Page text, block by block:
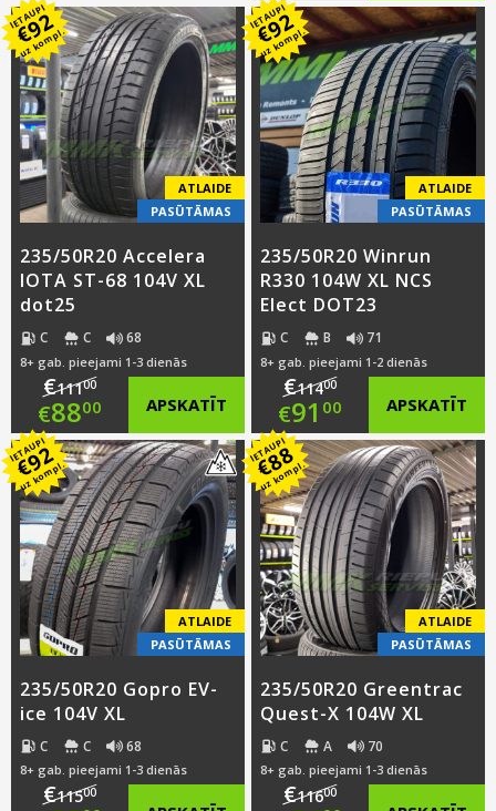
was:
€110.00.
price
is:
€87.00.
price
was:
€111.00.
Current
price
is:
€88.00.
IETAUPI
€92
uz kompl.
ATLAIDE
PASŪTĀMAS
235/50R20 Accelera
IOTA ST-68 104V XL
dot25
C C 68
8+ gab. pieejami 1-3 dienās
€11100
Original
price
was:
€111.00.
€8800
Current
price
is:
€88.00.
APSKATĪT
IETAUPI
€92
uz kompl.
ATLAIDE
PASŪTĀMAS
235/50R20 Winrun
R330 104W XL NCS
Elect DOT23
C B 71
8+ gab. pieejami 1-2 dienās
€11400
Original
price
was:
€114.00.
€91 00
Current
price
is:
€91.00.
APSKATĪT
IETAUPI
€92
uz kompl.
ATLAIDE
PASŪTĀMAS
235/50R20 Gopro EV-
ice 104V XL
C C 68
8+ gab. pieejami 1-3 dienās
€11500
IETAUPI
€88
uz kompl.
ATLAIDE
PASŪTĀMAS
235/50R20 Greentrac
Quest-X 104W XL
C A 70
8+ gab. pieejami 1-3 dienās
€11600